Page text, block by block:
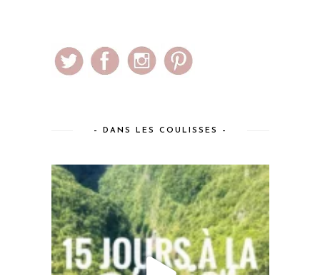
– DANS LES COULISSES –